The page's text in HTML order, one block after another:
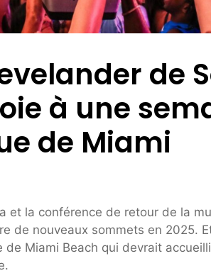
de
à une
de Miami
et la conférence de retour de la
de nouveaux sommets en 2025.
de Miami Beach qui devrait